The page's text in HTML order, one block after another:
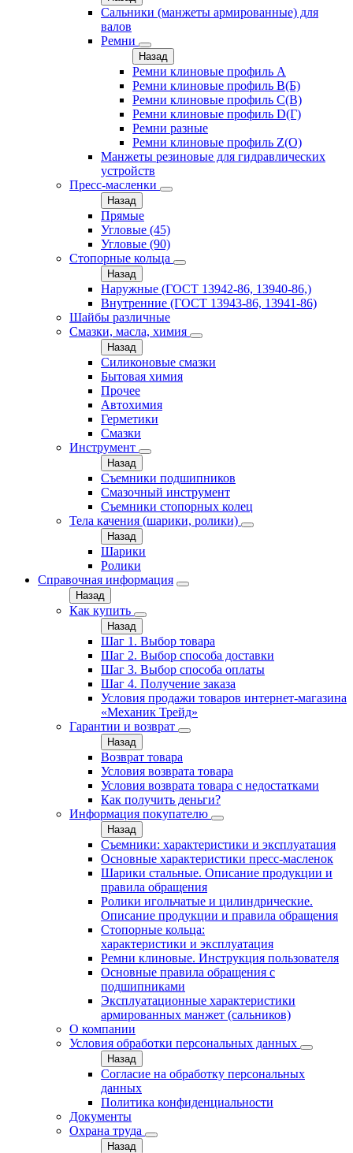
Сальники (манжеты армированные) для
валов
Ремни
Назад
Ремни клиновые профиль A
Ремни клиновые профиль B(Б)
Ремни клиновые профиль C(В)
Ремни клиновые профиль D(Г)
Ремни разные
Ремни клиновые профиль Z(О)
Манжеты резиновые для гидравлических
устройств
Пресс-масленки
Назад
Прямые
Угловые (45)
Угловые (90)
Стопорные кольца
Назад
Наружные (ГОСТ 13942-86, 13940-86,)
Внутренние (ГОСТ 13943-86, 13941-86)
Шайбы различные
Смазки, масла, химия
Назад
Силиконовые смазки
Бытовая химия
Прочее
Автохимия
Герметики
Смазки
Инструмент
Назад
Съемники подшипников
Смазочный инструмент
Съемники стопорных колец
Тела качения (шарики, ролики)
Назад
Шарики
Ролики
Справочная информация
Назад
Как купить
Назад
Шаг 1. Выбор товара
Шаг 2. Выбор способа доставки
Шаг 3. Выбор способа оплаты
Шаг 4. Получение заказа
Условия продажи товаров интернет-магазина
«Механик Трейд»
Гарантии и возврат
Назад
Возврат товара
Условия возврата товара
Условия возврата товара с недостатками
Как получить деньги?
Информация покупателю
Назад
Съемники: характеристики и эксплуатация
Основные характеристики пресс‑масленок
Шарики стальные. Описание продукции и
правила обращения
Ролики игольчатые и цилиндрические.
Описание продукции и правила обращения
Стопорные кольца:
характеристики и эксплуатация
Ремни клиновые. Инструкция пользователя
Основные правила обращения с
подшипниками
Эксплуатационные характеристики
армированных манжет (сальников)
О компании
Условия обработки персональных данных
Назад
Согласие на обработку персональных
данных
Политика конфиденциальности
Документы
Охрана труда
Назад